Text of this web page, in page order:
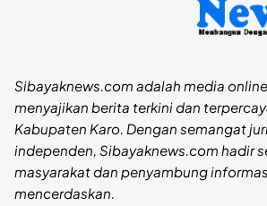
Sibayaknews.com adalah media
menyajikan berita terkini dan
Kabupaten Karo. Dengan semangat
independen, Sibayaknews.com hadir
masyarakat dan penyambung
mencerdaskan.